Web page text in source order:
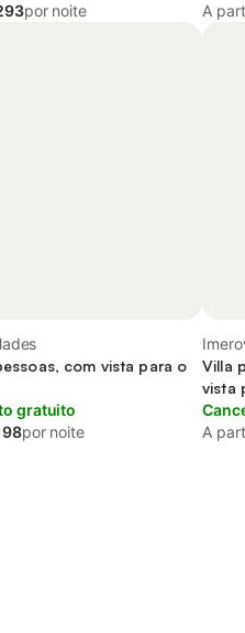
por noite
A
com vista para o
gratuito
por noite
Villa
vista
A